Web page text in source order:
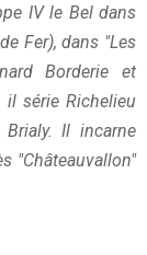
IV le Bel dans
Fer), dans "Les
Borderie et
il série Richelieu
Brialy. Il incarne
"Châteauvallon"